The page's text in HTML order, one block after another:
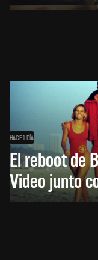
HACE 1 DÍA
El reboot de
Video junto